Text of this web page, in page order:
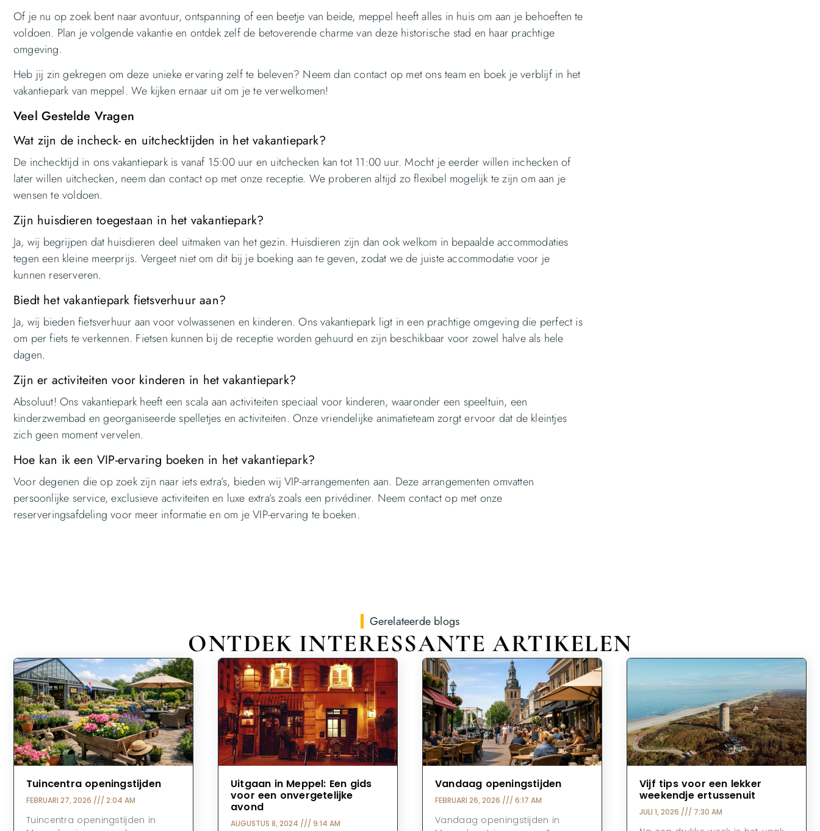
Of je nu op zoek bent naar avontuur, ontspanning of een beetje van beide, meppel heeft alles in huis om aan je behoeften te
voldoen. Plan je volgende vakantie en ontdek zelf de betoverende charme van deze historische stad en haar prachtige
omgeving.
Heb jij zin gekregen om deze unieke ervaring zelf te beleven? Neem dan contact op met ons team en boek je verblijf in het
vakantiepark van meppel. We kijken ernaar uit om je te verwelkomen!
Veel Gestelde Vragen
Wat zijn de incheck- en uitchecktijden in het vakantiepark?
De inchecktijd in ons vakantiepark is vanaf 15:00 uur en uitchecken kan tot 11:00 uur. Mocht je eerder willen inchecken of
later willen uitchecken, neem dan contact op met onze receptie. We proberen altijd zo flexibel mogelijk te zijn om aan je
wensen te voldoen.
Zijn huisdieren toegestaan in het vakantiepark?
Ja, wij begrijpen dat huisdieren deel uitmaken van het gezin. Huisdieren zijn dan ook welkom in bepaalde accommodaties
tegen een kleine meerprijs. Vergeet niet om dit bij je boeking aan te geven, zodat we de juiste accommodatie voor je
kunnen reserveren.
Biedt het vakantiepark fietsverhuur aan?
Ja, wij bieden fietsverhuur aan voor volwassenen en kinderen. Ons vakantiepark ligt in een prachtige omgeving die perfect is
om per fiets te verkennen. Fietsen kunnen bij de receptie worden gehuurd en zijn beschikbaar voor zowel halve als hele
dagen.
Zijn er activiteiten voor kinderen in het vakantiepark?
Absoluut! Ons vakantiepark heeft een scala aan activiteiten speciaal voor kinderen, waaronder een speeltuin, een
kinderzwembad en georganiseerde spelletjes en activiteiten. Onze vriendelijke animatieteam zorgt ervoor dat de kleintjes
zich geen moment vervelen.
Hoe kan ik een VIP-ervaring boeken in het vakantiepark?
Voor degenen die op zoek zijn naar iets extra’s, bieden wij VIP-arrangementen aan. Deze arrangementen omvatten
persoonlijke service, exclusieve activiteiten en luxe extra’s zoals een privédiner. Neem contact op met onze
reserveringsafdeling voor meer informatie en om je VIP-ervaring te boeken.
Gerelateerde blogs
ONTDEK INTERESSANTE ARTIKELEN
Tuincentra openingstijden
FEBRUARI 27, 2026 2:04 AM
Tuincentra openingstijden in
Uitgaan in Meppel: Een gids
voor een onvergetelijke
avond
AUGUSTUS 8, 2024 9:14 AM
Vandaag openingstijden
FEBRUARI 26, 2026 6:17 AM
Vandaag openingstijden in
Vijf tips voor een lekker
weekendje ertussenuit
JULI 1, 2026 7:30 AM